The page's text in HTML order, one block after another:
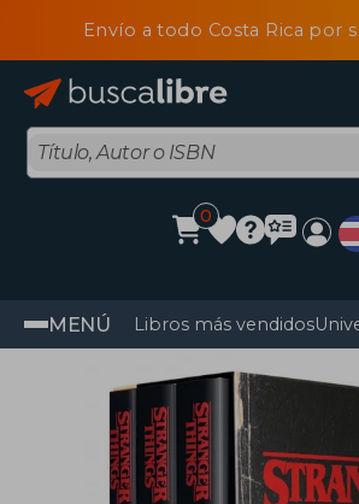
Envío a todo Costa Rica por
0
MENÚ Libros más vendidos